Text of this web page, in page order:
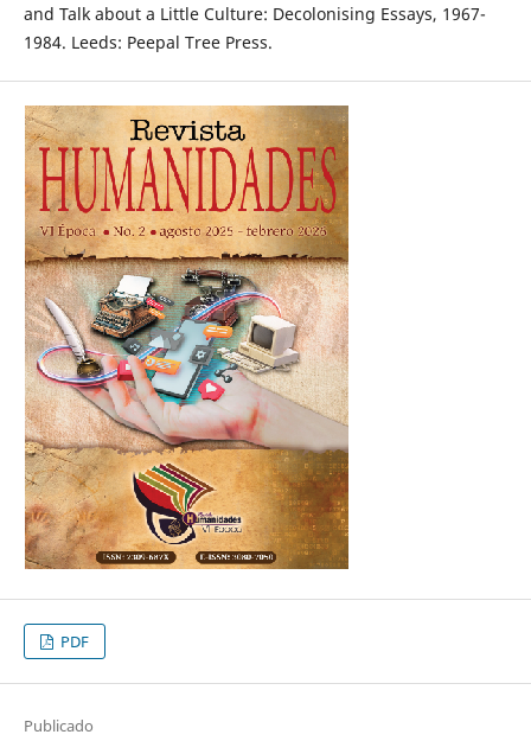
and Talk about a Little Culture: Decolonising Essays, 1967-
1984. Leeds: Peepal Tree Press.
PDF
Publicado